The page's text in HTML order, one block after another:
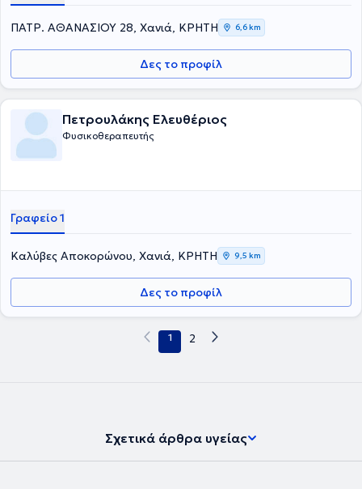
ΠΑΤΡ. ΑΘΑΝΑΣΙΟΥ 28, Χανιά, ΚΡΗΤΗ 6,6 km
Δες το προφίλ
Πετρουλάκης Ελευθέριος
Φυσικοθεραπευτής
Γραφείο 1
Καλύβες Αποκορώνου, Χανιά, ΚΡΗΤΗ 9,5 km
Δες το προφίλ
1 2
Σχετικά άρθρα υγείας